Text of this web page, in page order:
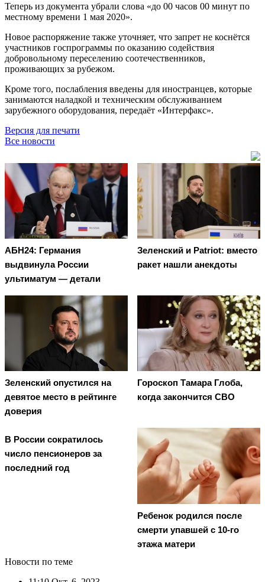
Теперь из документа убрали слова «до 00 часов 00 минут по
местному времени 1 мая 2020».
Новое распоряжение также уточняет, что запрет не коснётся
участников госпрограммы по оказанию содействия
добровольному переселению соотечественников,
проживающих за рубежом.
Кроме того, послабления введены для иностранцев, которые
занимаются наладкой и техническим обслуживанием
зарубежного оборудования, передаёт «Интерфакс».
Версия для печати
Все новости
АБН24: Германия
выдвинула России
ультиматум — детали
Зеленский и Patriot: вместо
ракет нашли анекдоты
Зеленский опустился на
девятое место в рейтинге
доверия
Гороскоп Тамара Глоба,
когда закончится СВО
В России сократилось
число пенсионеров за
последний год
Ребенок родился после
смерти упавшей с 10-го
этажа матери
Новости по теме